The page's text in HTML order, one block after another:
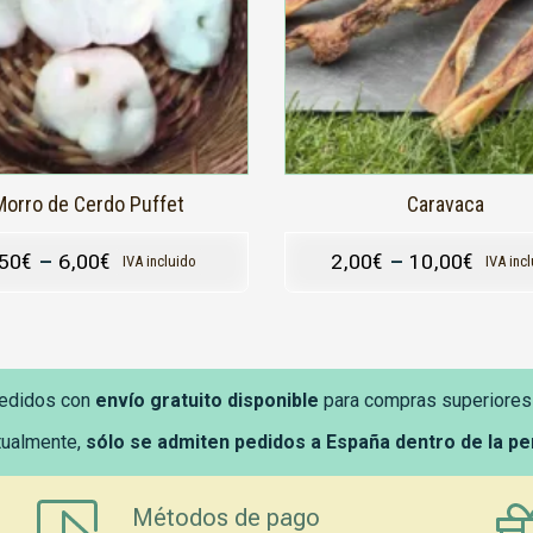
de Cerdo Puffet
€ – 6,00€ IVA incluido
Caravaca
2,00€ – 10,00€ IVA
opciones
se
pueden
elegir
en
la
página
de
con envío gratuito disponible para compras
sólo se admiten pedidos a España dentro de la
Métodos de pago